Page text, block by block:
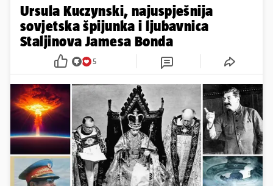
Ursula Kuczynski, najuspješnija
sovjetska špijunka i ljubavnica
Staljinova Jamesa Bonda
5